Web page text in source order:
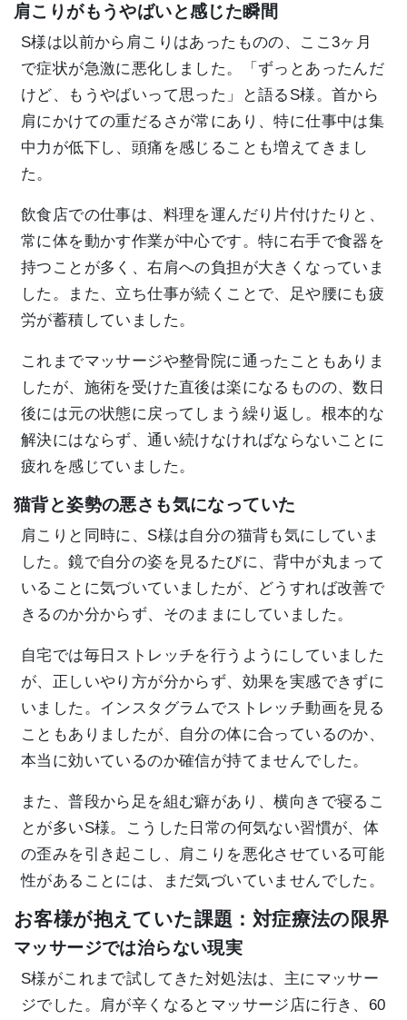
肩こりがもうやばいと感じた瞬間
S様は以前から肩こりはあったものの、ここ3ヶ月
で症状が急激に悪化しました。「ずっとあったんだ
けど、もうやばいって思った」と語るS様。首から
肩にかけての重だるさが常にあり、特に仕事中は集
中力が低下し、頭痛を感じることも増えてきまし
た。
飲食店での仕事は、料理を運んだり片付けたりと、
常に体を動かす作業が中心です。特に右手で食器を
持つことが多く、右肩への負担が大きくなっていま
した。また、立ち仕事が続くことで、足や腰にも疲
労が蓄積していました。
これまでマッサージや整骨院に通ったこともありま
したが、施術を受けた直後は楽になるものの、数日
後には元の状態に戻ってしまう繰り返し。根本的な
解決にはならず、通い続けなければならないことに
疲れを感じていました。
猫背と姿勢の悪さも気になっていた
肩こりと同時に、S様は自分の猫背も気にしていま
した。鏡で自分の姿を見るたびに、背中が丸まって
いることに気づいていましたが、どうすれば改善で
きるのか分からず、そのままにしていました。
自宅では毎日ストレッチを行うようにしていました
が、正しいやり方が分からず、効果を実感できずに
いました。インスタグラムでストレッチ動画を見る
こともありましたが、自分の体に合っているのか、
本当に効いているのか確信が持てませんでした。
また、普段から足を組む癖があり、横向きで寝るこ
とが多いS様。こうした日常の何気ない習慣が、体
の歪みを引き起こし、肩こりを悪化させている可能
性があることには、まだ気づいていませんでした。
お客様が抱えていた課題：対症療法の限界
マッサージでは治らない現実
S様がこれまで試してきた対処法は、主にマッサー
ジでした。肩が辛くなるとマッサージ店に行き、60